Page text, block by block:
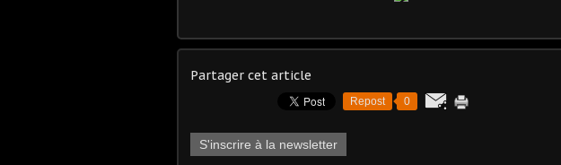
Partager cet article
Repost 0
S'inscrire à la newsletter